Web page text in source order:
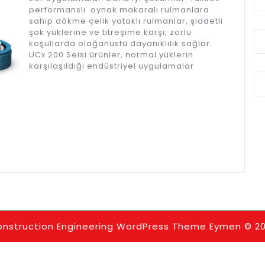
performanslı oynak makaralı rulmanlara
sahip dökme çelik yataklı rulmanlar, şiddetli
şok yüklerine ve titreşime karşı, zorlu
koşullarda olağanüstü dayanıklılık sağlar.
UCx 200 Seisi ürünler, normal yüklerin
karşılaşıldığı endüstriyel uygulamalar
Engineering WordPress Theme Eymen ©